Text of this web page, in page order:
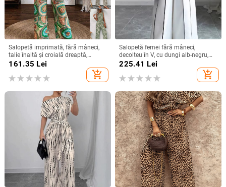
Salopetă imprimată, fără mâneci,
talie înaltă și croială dreaptă,
poliester, primăvara 2024
161.35 Lei
add_shopping_cart
Salopetă femei fără mâneci,
decolteu în V, cu dungi alb-negru,
stil franțuzesc, croială largă
225.41 Lei
add_shopping_cart